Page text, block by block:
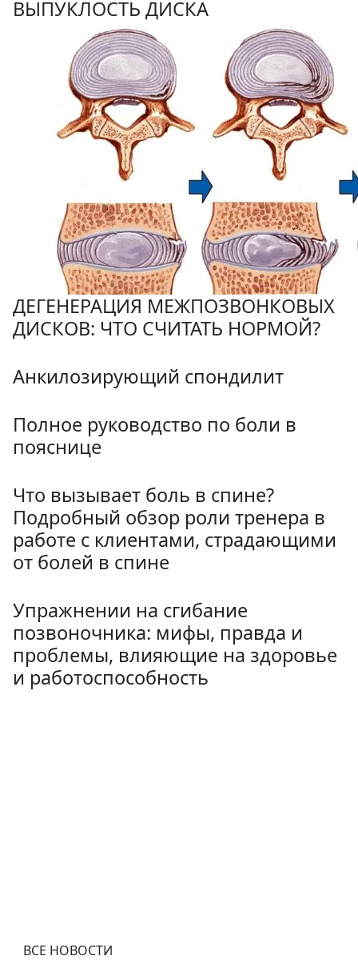
ВЫПУКЛОСТЬ ДИСКА
ДЕГЕНЕРАЦИЯ МЕЖПОЗВОНКОВЫХ
ДИСКОВ: ЧТО СЧИТАТЬ НОРМОЙ?
Анкилозирующий спондилит
Полное руководство по боли в
пояснице
Что вызывает боль в спине?
Подробный обзор роли тренера в
работе с клиентами, страдающими
от болей в спине
Упражнении на сгибание
позвоночника: мифы, правда и
проблемы, влияющие на здоровье
и работоспособность
ВСЕ НОВОСТИ